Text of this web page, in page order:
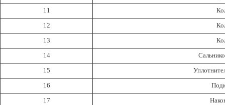
11
12
13
14
15
16
17